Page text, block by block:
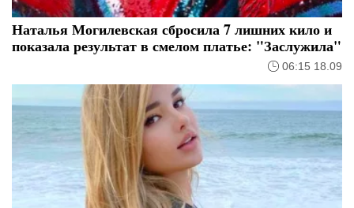
Наталья Могилевская сбросила 7 лишних кило и
показала результат в смелом платье: "Заслужила"
06:15 18.09